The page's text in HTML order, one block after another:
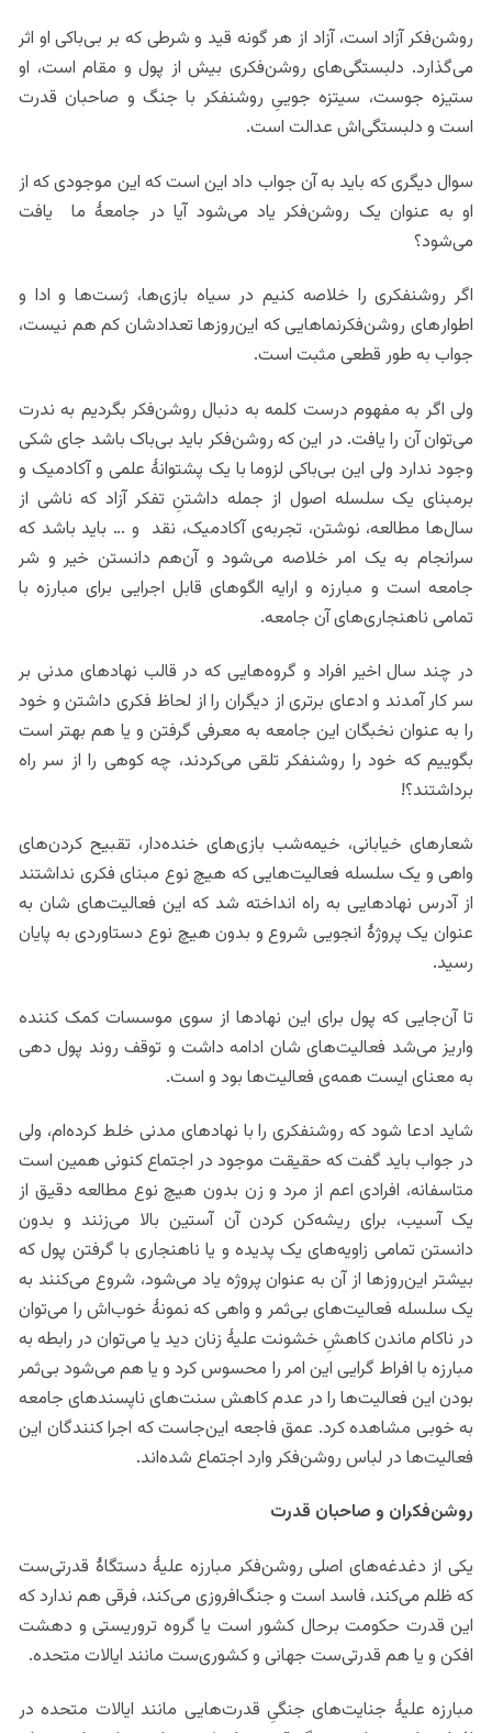
روشن‌فکر آزاد است، آزاد از هر گونه قید و شرطی که بر بی‌باکی او اثر
می‌گذارد. دلبستگی‌های روشن‌فکری بیش از پول و مقام است، او
ستیزه جوست، سیتزه جوییِ روشنفکر با جنگ و صاحبان قدرت
است و دلبستگی‌اش عدالت است.
سوال دیگری که باید به آن جواب داد این است که این موجودی که از
او به عنوان یک روشن‌فکر یاد می‌شود آیا در جامعۀ ما یافت
می‌شود؟
اگر روشنفکری را خلاصه کنیم در سیاه بازی‌ها، ژست‌ها و ادا و
اطوار‌های روشن‌فکرنماهایی که این‌روزها تعدادشان کم هم نیست،
جواب به طور قطعی مثبت است.
ولی اگر به مفهوم درست کلمه به دنبال روشن‌فکر بگردیم به ندرت
می‌توان آن را یافت. در این که روشن‌فکر باید بی‌باک باشد جای شکی
وجود ندارد ولی این بی‌باکی لزوما با یک پشتوانۀ علمی و آکادمیک و
برمبنای یک سلسله اصول از جمله داشتنِ تفکر آزاد که ناشی از
سال‌ها مطالعه، نوشتن، تجربه‌ی آکادمیک، نقد و … باید باشد که
سرانجام به یک امر خلاصه می‌شود و آن‌هم دانستن خیر و شر
جامعه است و مبارزه و ارایه الگو‌های قابل اجرایی برای مبارزه با
تمامی ناهنجاری‌های آن جامعه.
در چند سال اخیر افراد و گروه‌هایی که در قالب نهادهای مدنی بر
سر کار آمدند و ادعای برتری از دیگران را از لحاظ فکری داشتن و خود
را به عنوان نخبگان این جامعه به معرفی گرفتن و یا هم بهتر است
بگوییم که خود را روشنفکر تلقی می‌کردند، چه کوهی را از سر راه
برداشتند؟!
شعارهای خیابانی، خیمه‌شب‌ بازی‌های خنده‌دار، تقبیح کردن‌های
واهی و یک سلسله فعالیت‌هایی که هیچ نوع مبنای فکری نداشتند
از آدرس نهادهایی به راه انداخته شد که این فعالیت‌های شان به
عنوان یک پروژۀ انجویی شروع و بدون هیچ نوع دستاوردی به پایان
رسید.
تا آن‌جایی که پول برای این نهادها از سوی موسسات کمک کننده
واریز می‌شد فعالیت‌های شان ادامه داشت و توقف روند پول دهی
به معنای ایست همه‌ی فعالیت‌ها بود و است.
شاید ادعا شود که روشنفکری را با نهادهای مدنی خلط کرده‌ام، ولی
در جواب باید گفت که حقیقت موجود در اجتماع کنونی همین است
متاسفانه، افرادی اعم از مرد و زن بدون هیچ نوع مطالعه دقیق از
یک آسیب، برای ریشه‌کن کردن آن آستین بالا می‌زنند و بدون
دانستن تمامی زاویه‌های یک پدیده و یا ناهنجاری با گرفتن پول که
بیشتر این‌روزها از آن به عنوان پروژه یاد می‌شود، شروع می‌کنند به
یک سلسله فعالیت‌های بی‌ثمر و واهی که نمونۀ خوب‌اش را می‌توان
در ناکام ماندن کاهشِ خشونت‌ علیۀ زنان دید یا می‌توان در رابطه به
مبارزه با افراط گرایی این امر را محسوس کرد و یا هم می‌شود بی‌ثمر
بودن این فعالیت‌ها را در عدم کاهش سنت‌های ناپسندهای جامعه
به خوبی مشاهده کرد. عمق فاجعه این‌جاست که اجرا کنندگان این
فعالیت‌ها در لباس روشن‌فکر وارد اجتماع شده‌اند.
روشن‌فکران و صاحبان قدرت
یکی از دغدغه‌های اصلی روشن‌فکر مبارزه علیۀ دستگاۀ قدرتی‌ست
که ظلم می‌کند، فاسد است و جنگ‌افروزی می‌کند، فرقی هم ندارد که
این قدرت حکومت برحال کشور است یا گروه تروریستی و دهشت
افکن و یا هم قدرتی‌ست جهانی و کشوری‌ست مانند ایالات متحده.
مبارزه علیۀ جنایت‌های جنگیِ قدرت‌هایی مانند ایالات متحده در